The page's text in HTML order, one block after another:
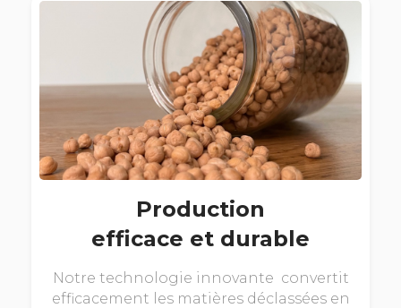
Production
efficace et durable
Notre technologie innovante convertit
efficacement les matières déclassées en